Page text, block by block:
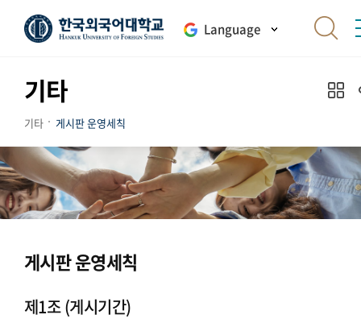
Language
기타
기타 게시판 운영세칙
게시판 운영세칙
제1조 (게시기간)